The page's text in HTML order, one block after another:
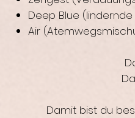
Deep Blue
Air
Damit bist du